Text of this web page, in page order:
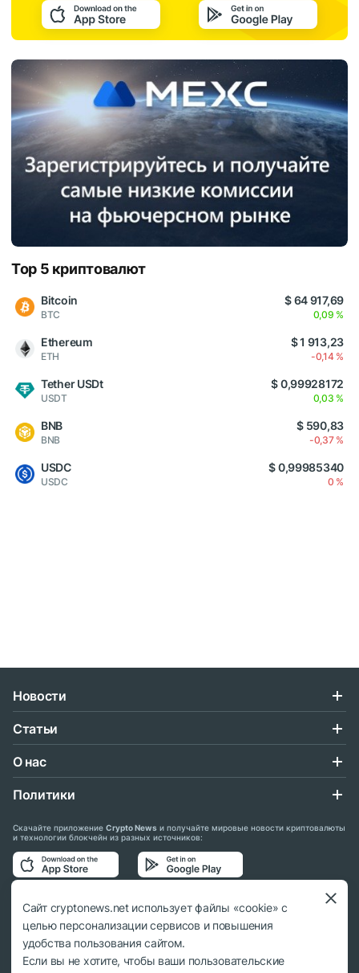
Top 5 криптовалют
Bitcoin
BTC
$ 64 917,69
0,09 %
Ethereum
ETH
$ 1 913,23
-0,14 %
Tether USDt
USDT
$ 0,99928172
0,03 %
BNB
BNB
$ 590,83
-0,37 %
USDC
USDC
$ 0,99985340
0 %
Новости
Статьи
О нас
Политики
Скачайте приложение Crypto News и получайте мировые новости криптовалюты
и технологии блокчейн из разных источников:
Подписывайтесь на нас в социальных сетях:
Сайт cryptonews.net использует файлы «cookie» с
целью персонализации сервисов и повышения
удобства пользования сайтом.
Если вы не хотите, чтобы ваши пользовательские